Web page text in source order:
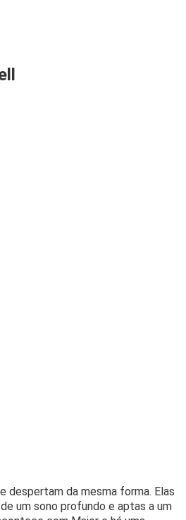
despertam da mesma forma. Elas
um sono profundo e aptas a um